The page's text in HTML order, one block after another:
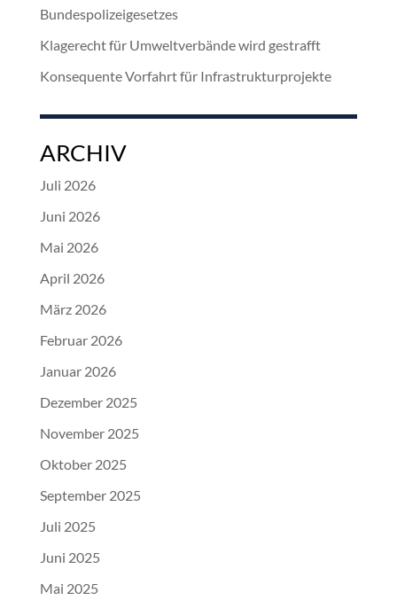
Bundespolizeigesetzes
Klagerecht für Umweltverbände wird gestrafft
Konsequente Vorfahrt für Infrastrukturprojekte
ARCHIV
Juli 2026
Juni 2026
Mai 2026
April 2026
März 2026
Februar 2026
Januar 2026
Dezember 2025
November 2025
Oktober 2025
September 2025
Juli 2025
Juni 2025
Mai 2025